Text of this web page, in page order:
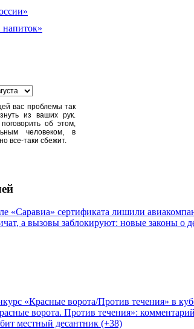
вас проблемы так
из ваших рук.
об этом,
человеком, в
все-таки сбежит.
«Саравиа» сертификата лишили
а вызовы заблокируют: новые законы о
«Красные ворота/Против течения» в
ворота. Против течения»:
местный десантник (+38)